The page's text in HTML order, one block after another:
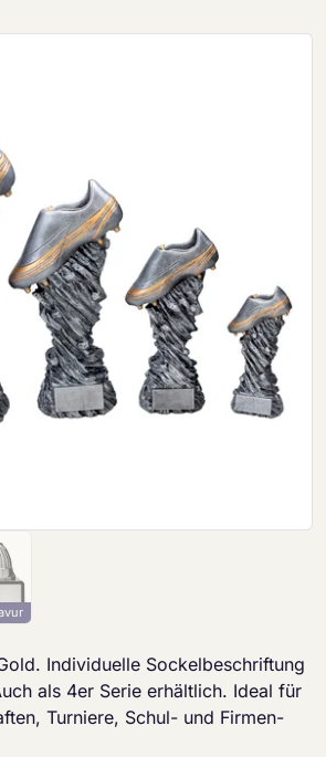
Individuelle Sockelbeschriftung
als 4er Serie erhältlich. Ideal für
Turniere, Schul- und Firmen-